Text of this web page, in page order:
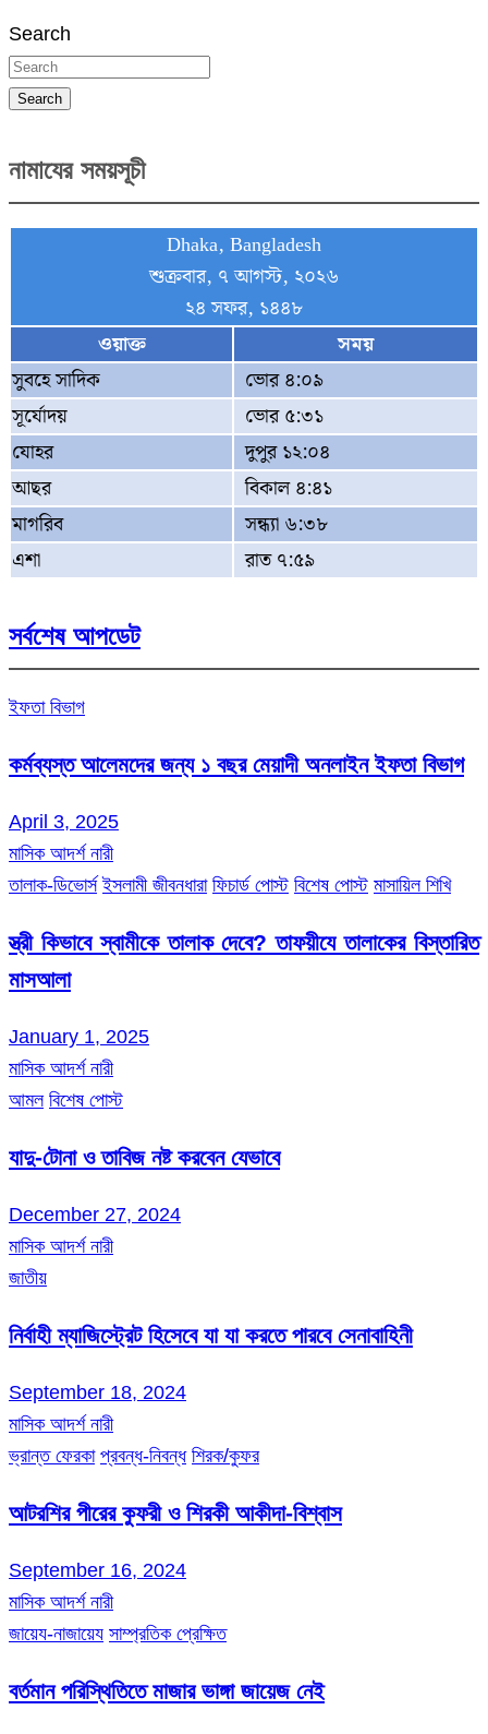
Search
Search
নামাযের সময়সূচী
Dhaka, Bangladesh
শুক্রবার, ৭ আগস্ট, ২০২৬
২৪ সফর, ১৪৪৮
ওয়াক্ত
সময়
সুবহে সাদিক
ভোর ৪:০৯
সূর্যোদয়
ভোর ৫:৩১
যোহর
দুপুর ১২:০৪
আছর
বিকাল ৪:৪১
মাগরিব
সন্ধ্যা ৬:৩৮
এশা
রাত ৭:৫৯
সর্বশেষ আপডেট
ইফতা বিভাগ
কর্মব্যস্ত আলেমদের জন্য ১ বছর মেয়াদী অনলাইন ইফতা বিভাগ
April 3, 2025
মাসিক আদর্শ নারী
তালাক-ডিভোর্স ইসলামী জীবনধারা ফিচার্ড পোস্ট বিশেষ পোস্ট মাসায়িল শিখি
স্ত্রী কিভাবে স্বামীকে তালাক দেবে? তাফয়ীযে তালাকের বিস্তারিত
মাসআলা
January 1, 2025
মাসিক আদর্শ নারী
আমল বিশেষ পোস্ট
যাদু-টোনা ও তাবিজ নষ্ট করবেন যেভাবে
December 27, 2024
মাসিক আদর্শ নারী
জাতীয়
নির্বাহী ম্যাজিস্ট্রেট হিসেবে যা যা করতে পারবে সেনাবাহিনী
September 18, 2024
মাসিক আদর্শ নারী
ভ্রান্ত ফেরকা প্রবন্ধ-নিবন্ধ শিরক/কুফর
আটরশির পীরের কুফরী ও শিরকী আকীদা-বিশ্বাস
September 16, 2024
মাসিক আদর্শ নারী
জায়েয-নাজায়েয সাম্প্রতিক প্রেক্ষিত
বর্তমান পরিস্থিতিতে মাজার ভাঙ্গা জায়েজ নেই